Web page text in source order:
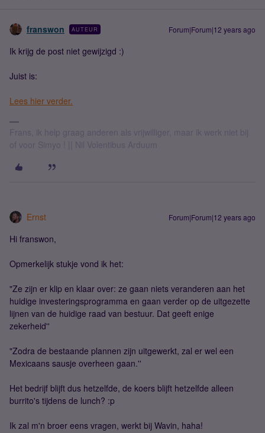
franswon AUTEUR Forum|Forum|12 years ago
Ik krijg de post niet gewijzigd :)
Juist is:
Lees hier verder.
Frans, ik help graag anderen als vrijwilliger, maar ik werk niet bij
of voor Simyo ! || Nil Volentibus Arduum
Ernst Forum|Forum|12 years ago
Hi franswon,
Opmerkelijk stukje vond ik het:
"Ze zijn er klip en klaar over: ze gaan niets veranderen aan het
huidige investeringsprogramma en gaan verder op de uitgezette
lijnen van de huidige raad van bestuur. Dat geeft enige
zekerheid''
"Zodra de bestaande plannen zijn uitgewerkt, zal er wel een
Mexicaans sausje overheen gaan.''
Het bedrijf blijft dus hetzelfde, de koers blijft hetzelfde alleen
burrito's tijdens de lunch? :p
Ik zal m'n broer eens vragen, werkt bij Wavin, haha!